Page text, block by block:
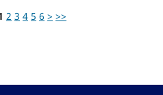
2 3 4 5 6 > >>